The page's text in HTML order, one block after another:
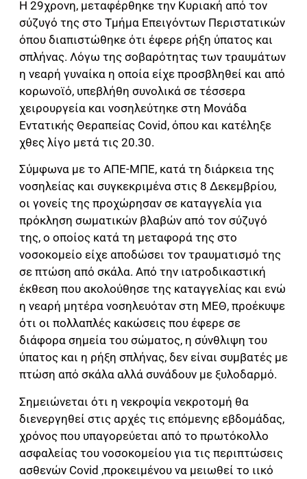
Η 29χρονη, μεταφέρθηκε την Κυριακή από τον
σύζυγό της στο Τμήμα Επειγόντων Περιστατικών
όπου διαπιστώθηκε ότι έφερε ρήξη ύπατος και
σπλήνας. Λόγω της σοβαρότητας των τραυμάτων
η νεαρή γυναίκα η οποία είχε προσβληθεί και από
κορωνοϊό, υπεβλήθη συνολικά σε τέσσερα
χειρουργεία και νοσηλεύτηκε στη Μονάδα
Εντατικής Θεραπείας Covid, όπου και κατέληξε
χθες λίγο μετά τις 20.30.
Σύμφωνα με το ΑΠΕ-ΜΠΕ, κατά τη διάρκεια της
νοσηλείας και συγκεκριμένα στις 8 Δεκεμβρίου,
οι γονείς της προχώρησαν σε καταγγελία για
πρόκληση σωματικών βλαβών από τον σύζυγό
της, ο οποίος κατά τη μεταφορά της στο
νοσοκομείο είχε αποδώσει τον τραυματισμό της
σε πτώση από σκάλα. Από την ιατροδικαστική
έκθεση που ακολούθησε της καταγγελίας και ενώ
η νεαρή μητέρα νοσηλευόταν στη ΜΕΘ, προέκυψε
ότι οι πολλαπλές κακώσεις που έφερε σε
διάφορα σημεία του σώματος, η σύνθλιψη του
ύπατος και η ρήξη σπλήνας, δεν είναι συμβατές με
πτώση από σκάλα αλλά συνάδουν με ξυλοδαρμό.
Σημειώνεται ότι η νεκροψία νεκροτομή θα
διενεργηθεί στις αρχές τις επόμενης εβδομάδας,
χρόνος που υπαγορεύεται από το πρωτόκολλο
ασφαλείας του νοσοκομείου για τις περιπτώσεις
ασθενών Covid ,προκειμένου να μειωθεί το ιικό